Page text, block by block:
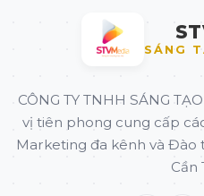
SÁNG
CÔNG TY TNHH SÁNG
vị tiên phong cung cấp
Marketing đa kênh và Đào
Cần